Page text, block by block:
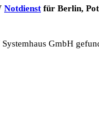
Notdienst für Berlin,
GmbH